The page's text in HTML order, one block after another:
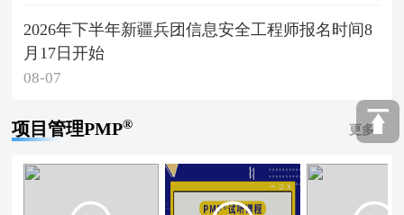
2026年下半年新疆兵团信息安全工程师报名时间8
月17日开始
08-07
项目管理PMP® 更多